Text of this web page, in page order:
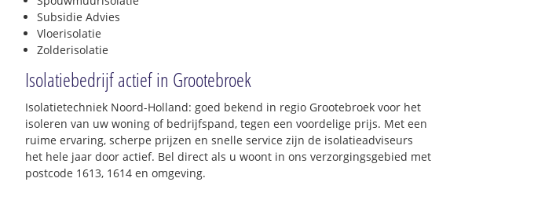
Subsidie Advies
Vloerisolatie
Zolderisolatie
Isolatiebedrijf actief in Grootebroek
Isolatietechniek Noord-Holland: goed bekend in regio Grootebroek voor het
isoleren van uw woning of bedrijfspand, tegen een voordelige prijs. Met een
ruime ervaring, scherpe prijzen en snelle service zijn de isolatieadviseurs
het hele jaar door actief. Bel direct als u woont in ons verzorgingsgebied met
postcode 1613, 1614 en omgeving.